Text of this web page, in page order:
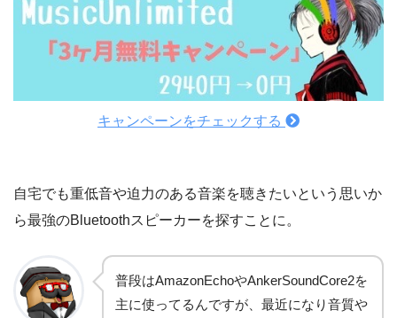
キャンペーンをチェックする
自宅でも重低音や迫力のある音楽を聴きたいという思いか
ら最強のBluetoothスピーカーを探すことに。
普段はAmazonEchoやAnkerSoundCore2を
主に使ってるんですが、最近になり音質や